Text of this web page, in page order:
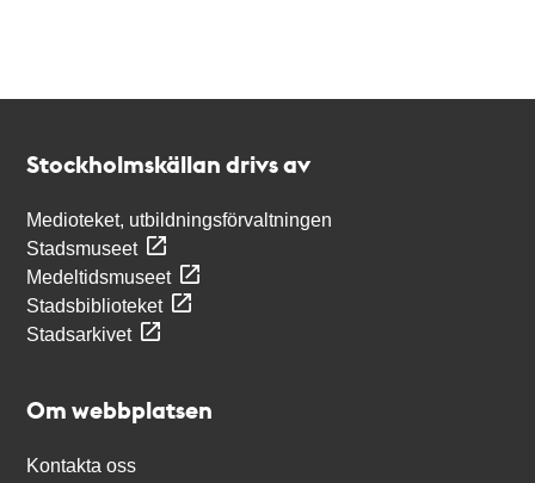
Stockholmskällan drivs av
Medioteket, utbildningsförvaltningen
Stadsmuseet
Medeltidsmuseet
Stadsbiblioteket
Stadsarkivet
Om webbplatsen
Kontakta oss